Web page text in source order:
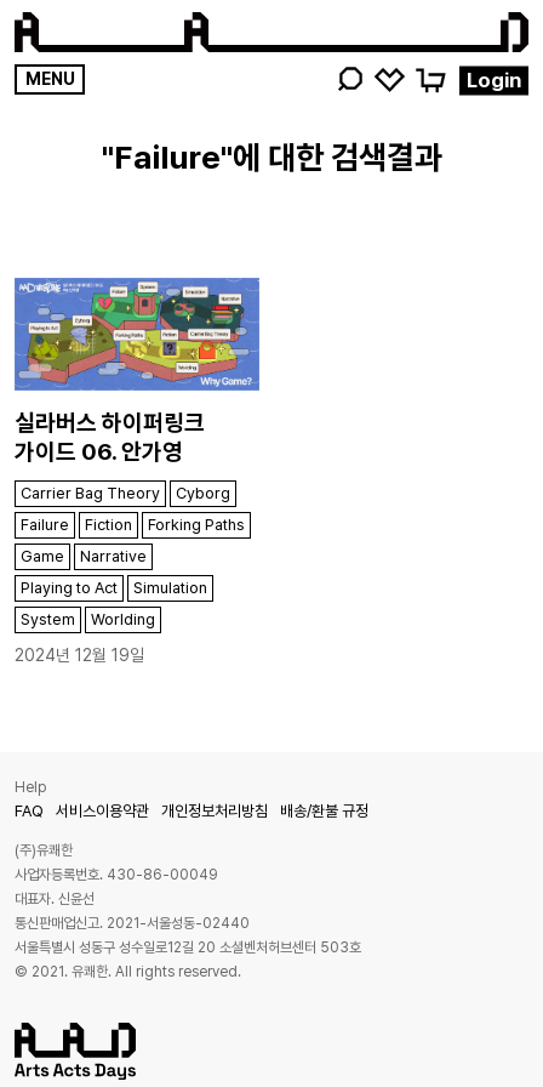
MENU
영감
주세요
Login
Failure
실라버스 하이퍼링크
가이드 06. 안가영
2024년 12월 19일
Carrier Bag Theory
Cyborg
Failure
Fiction
Forking Paths
Game
Narrative
Playing to Act
Simulation
System
Worlding
(주)유쾌한
사업자등록번호. 430-86-00049
대표자. 신윤선
통신판매업신고. 2021-서울성동-02440
서울특별시 성동구 성수일로12길 20 소셜벤처허브센터 503호
© 2021. 유쾌한. All rights reserved.
Help
FAQ 서비스이용약관 개인정보처리방침 배송/환불 규정